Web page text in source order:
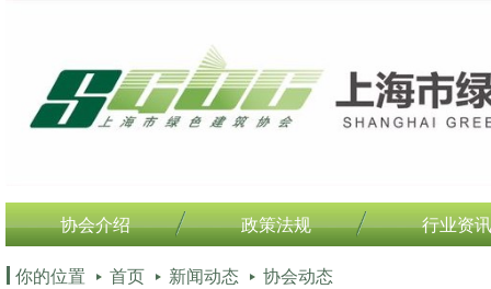
协会介绍 政策法规 行业资
你的位置 首页 新闻动态 协会动态